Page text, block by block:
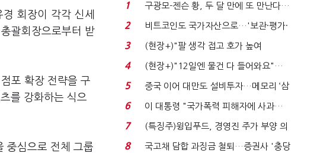
회장이 각각 신세
괄회장으로부터 받
포 확장 전략을 구
를 강화하는 식으
중심으로 전체 그룹
1
구광모-젠슨 황, 두 달 만에 또 만난다…
로봇·AI 등 논...
2
비트코인도 국가자산으로…'보관·평가·
처분' 기준은 ...
3
(현장+)"팔 생각 접고 호가 높여
요"…'덜 똘똘한 한 채' 20...
4
(현장+)"12일엔 물건 다 들어와요"…
빈 매대 채우며 문 연 ...
5
중국 이어 대만도 설비투자…메모리 ‘삼
국전쟁’
6
이 대통령 "국가폭력 피해자에 사과…
적극적 조사로 진...
7
(특징주)윙입푸드, 경영진 주가 부양 의
지에 상한가...
8
국고채 담합 과징금 철퇴…증권사 '충당